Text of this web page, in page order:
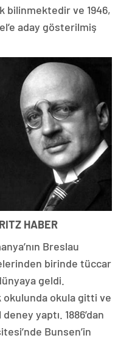
bilinmektedir ve 1946,
aday gösterilmiş
HABER
Breslau
birinde tüccar
geldi.
okulunda okula gitti ve
yaptı. 1886’dan
Bunsen’in